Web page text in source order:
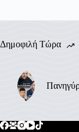
Δημοφιλή Τώρα